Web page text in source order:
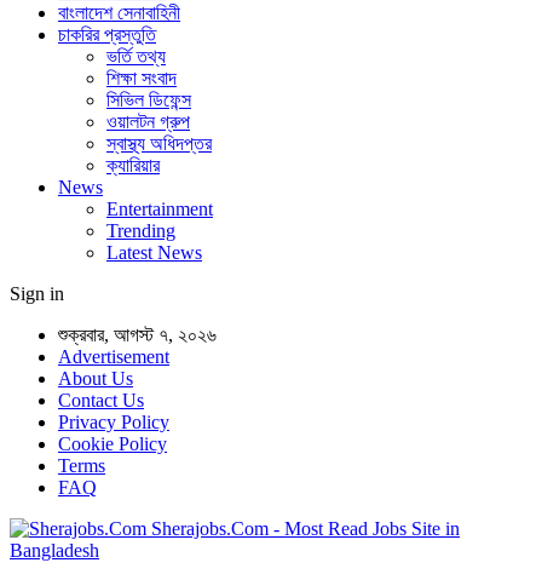
বাংলাদেশ সেনাবাহিনী
চাকরির প্রস্তুতি
ভর্তি তথ্য
শিক্ষা সংবাদ
সিভিল ডিফেন্স
ওয়ালটন গ্রুপ
স্বাস্থ্য অধিদপ্তর
ক্যারিয়ার
News
Entertainment
Trending
Latest News
Sign in
শুক্রবার, আগস্ট ৭, ২০২৬
Advertisement
About Us
Contact Us
Privacy Policy
Cookie Policy
Terms
FAQ
Sherajobs.Com - Most Read Jobs Site in
Bangladesh